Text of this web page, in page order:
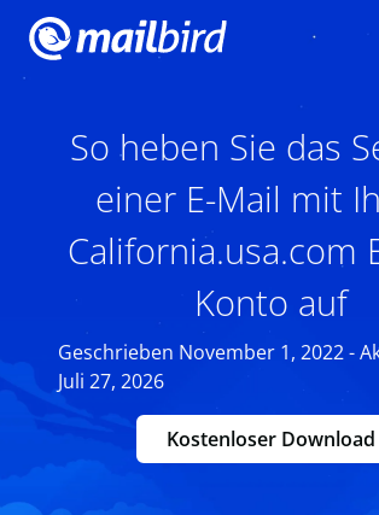
So heben Sie das
einer E-Mail mit
California.usa.com
Konto auf
Geschrieben November 1, 2022 -
Juli 27, 2026
Kostenloser Download